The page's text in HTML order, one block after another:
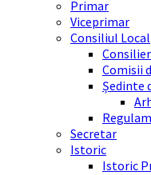
Primar
Viceprimar
Consiliul Local
Comisii
Ședinte
Secretar
Istoric
Istoric